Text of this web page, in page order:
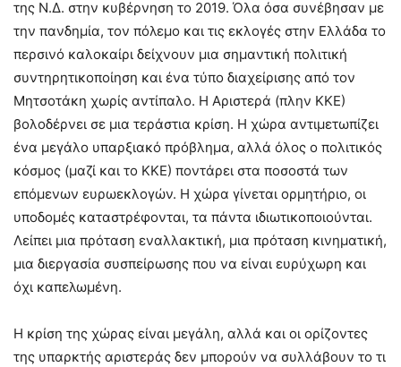
της Ν.Δ. στην κυβέρνηση το 2019. Όλα όσα συνέβησαν με
την πανδημία, τον πόλεμο και τις εκλογές στην Ελλάδα το
περσινό καλοκαίρι δείχνουν μια σημαντική πολιτική
συντηρητικοποίηση και ένα τύπο διαχείρισης από τον
Μητσοτάκη χωρίς αντίπαλο. Η Αριστερά (πλην ΚΚΕ)
βολοδέρνει σε μια τεράστια κρίση. Η χώρα αντιμετωπίζει
ένα μεγάλο υπαρξιακό πρόβλημα, αλλά όλος ο πολιτικός
κόσμος (μαζί και το ΚΚΕ) ποντάρει στα ποσοστά των
επόμενων ευρωεκλογών. Η χώρα γίνεται ορμητήριο, οι
υποδομές καταστρέφονται, τα πάντα ιδιωτικοποιούνται.
Λείπει μια πρόταση εναλλακτική, μια πρόταση κινηματική,
μια διεργασία συσπείρωσης που να είναι ευρύχωρη και
όχι καπελωμένη.
Η κρίση της χώρας είναι μεγάλη, αλλά και οι ορίζοντες
της υπαρκτής αριστεράς δεν μπορούν να συλλάβουν το τι